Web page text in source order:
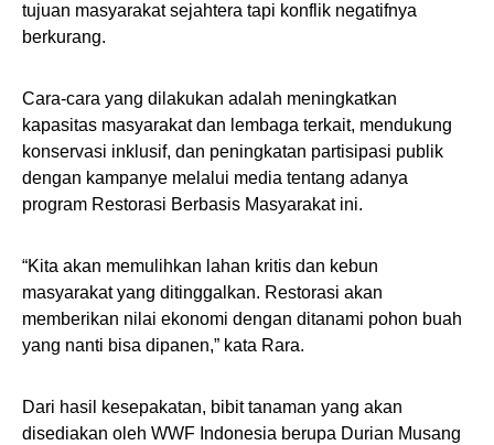
tujuan masyarakat sejahtera tapi konflik negatifnya
berkurang.
Cara-cara yang dilakukan adalah meningkatkan
kapasitas masyarakat dan lembaga terkait, mendukung
konservasi inklusif, dan peningkatan partisipasi publik
dengan kampanye melalui media tentang adanya
program Restorasi Berbasis Masyarakat ini.
“Kita akan memulihkan lahan kritis dan kebun
masyarakat yang ditinggalkan. Restorasi akan
memberikan nilai ekonomi dengan ditanami pohon buah
yang nanti bisa dipanen,” kata Rara.
Dari hasil kesepakatan, bibit tanaman yang akan
disediakan oleh WWF Indonesia berupa Durian Musang